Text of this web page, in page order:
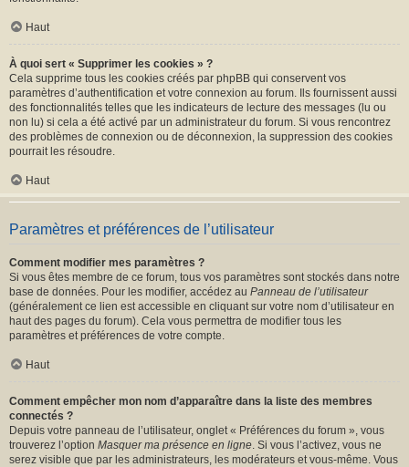
Haut
À quoi sert « Supprimer les cookies » ?
Cela supprime tous les cookies créés par phpBB qui conservent vos
paramètres d’authentification et votre connexion au forum. Ils fournissent aussi
des fonctionnalités telles que les indicateurs de lecture des messages (lu ou
non lu) si cela a été activé par un administrateur du forum. Si vous rencontrez
des problèmes de connexion ou de déconnexion, la suppression des cookies
pourrait les résoudre.
Haut
Paramètres et préférences de l’utilisateur
Comment modifier mes paramètres ?
Si vous êtes membre de ce forum, tous vos paramètres sont stockés dans notre
base de données. Pour les modifier, accédez au Panneau de l’utilisateur
(généralement ce lien est accessible en cliquant sur votre nom d’utilisateur en
haut des pages du forum). Cela vous permettra de modifier tous les
paramètres et préférences de votre compte.
Haut
Comment empêcher mon nom d’apparaître dans la liste des membres
connectés ?
Depuis votre panneau de l’utilisateur, onglet « Préférences du forum », vous
trouverez l’option Masquer ma présence en ligne. Si vous l’activez, vous ne
serez visible que par les administrateurs, les modérateurs et vous-même. Vous